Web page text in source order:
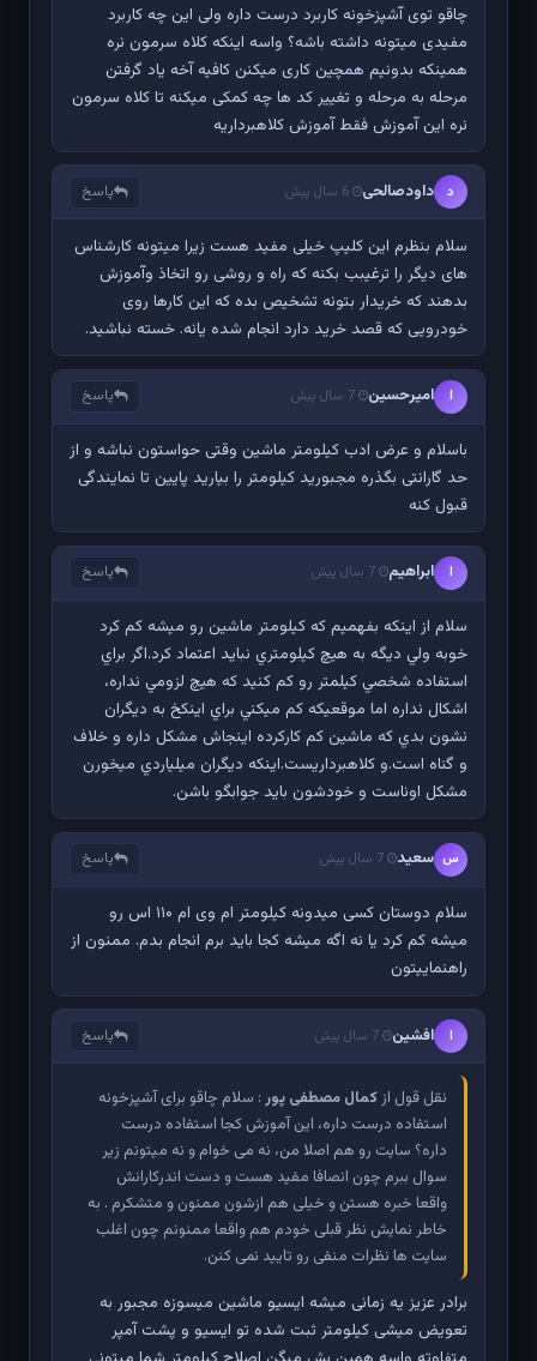
چاقو توی آشپزخونه کاربرد درست داره ولی این چه کاربرد
مفیدی میتونه داشته باشه؟ واسه اینکه کلاه سرمون نره
همینکه بدونیم همچین کاری میکنن کافیه آخه یاد گرفتن
مرحله به مرحله و تغییر کد ها چه کمکی میکنه تا کلاه سرمون
نره این آموزش فقط آموزش کلاهبرداریه
د داودصالحی 6 سال پیش پاسخ
سلام بنظرم این کلیپ خیلی مفید هست زیرا میتونه کارشناس
های دیگر را ترغیبب بکنه که راه و روشی رو اتخاذ وآموزش
بدهند که خریدار بتونه تشخیص بده که این کارها روی
خودرویی که قصد خرید دارد انجام شده یانه. خسته نباشید.
ا امیرحسین 7 سال پیش پاسخ
باسلام و عرض ادب کیلومتر ماشین وقتی حواستون نباشه و از
حد گارانتی بگذره مجبورید کیلومتر را بیارید پایین تا نمایندگی
قبول کنه
ا ابراهيم 7 سال پیش پاسخ
سلام از اينکه بفهميم که کيلومتر ماشين رو ميشه کم کرد
خوبه ولي ديگه به هيچ کيلومتري نبايد اعتماد کرد.اگر براي
استفاده شخصي کيلمتر رو کم کنيد که هيچ لزومي نداره،
اشکال نداره اما موقعيکه کم ميکني براي اينکخ به ديگران
نشون بدي که ماشين کم کارکرده اينجاش مشکل داره و خلاف
و گناه است.و کلاهبرداريست.اينکه ديگران ميلياردي ميخورن
مشکل اوناست و خودشون بايد جوابگو باشن.
س سعید 7 سال پیش پاسخ
سلام دوستان کسی میدونه کیلومتر ام وی ام ۱۱۰ اس رو
میشه کم کرد یا نه اگه میشه کجا باید برم انجام بدم. ممنون از
راهنماییتون
ا افشین 7 سال پیش پاسخ
نقل قول ازکمال مصطفی پور: سلام چاقو برای آشپزخونه
استفاده درست داره، این آموزش کجا استفاده درست
داره؟ سایت رو هم اصلا من، نه می خوام و نه میتونم زیر
سوال ببرم چون انصافا مفید هست و دست اندرکارانش
واقعا خبره هستن و خیلی هم ازشون ممنون و متشکرم . به
خاطر نمایش نظر قبلی خودم هم واقعا ممنونم چون اغلب
سایت ها نظرات منفی رو تایید نمی کنن.
برادر عزیز یه زمانی میشه ایسیو ماشین میسوزه مجبور به
تعویض میشی کیلومتر ثبت شده تو ایسیو و پشت آمپر